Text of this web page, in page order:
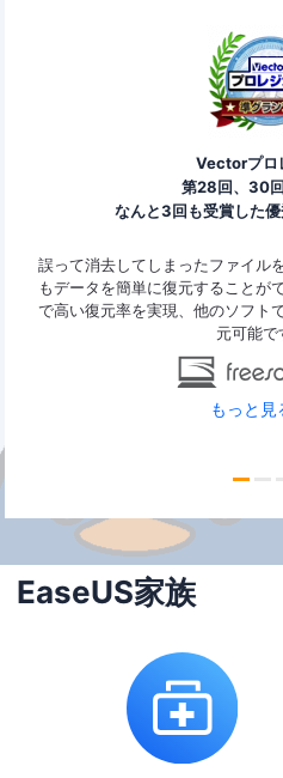
Vectorプロ
第28回、30
なんと3回も受賞した優
誤って消去してしまったファイル
もデータを簡単に復元することが
で高い復元率を実現、他のソフト
元可能で
もっと見
EaseUS家族